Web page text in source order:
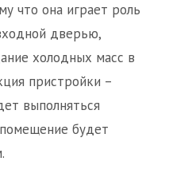
что она играет роль
дверью,
холодных масс в
пристройки –
выполняться
будет